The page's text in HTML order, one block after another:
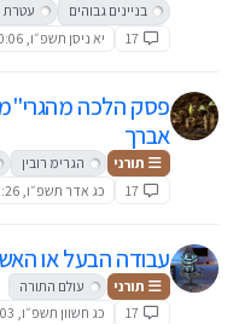
בניינים גבוהים
17
יא ניסן תשפ״ו, 00:06
פסק הלכה מהגרי"מ
אברך
תורני הגרימ רובין
17
כג אדר תשפ״ו, 09:26
עבודה הבעל או
תורני
עולם התורה
17
כג חשוון תשפ״ו, 12:03